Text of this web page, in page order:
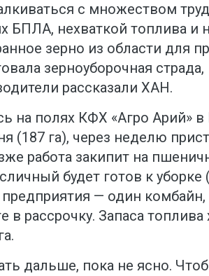
с множеством
БПЛА, нехваткой топлива и
зерно из области для
зерноуборочная страда,
рассказали ХАН.
на полях КФХ «Агро Арий»
(187 га), через неделю
работа закипит на
будет готов к уборке
— один
в рассрочку. Запаса
дальше, пока не ясно.